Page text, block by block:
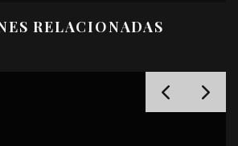
RELACIONADAS